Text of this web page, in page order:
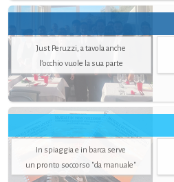
Just Peruzzi, a tavola anche
l’occhio vuole la sua parte
In spiaggia e in barca serve
un pronto soccorso "da manuale"